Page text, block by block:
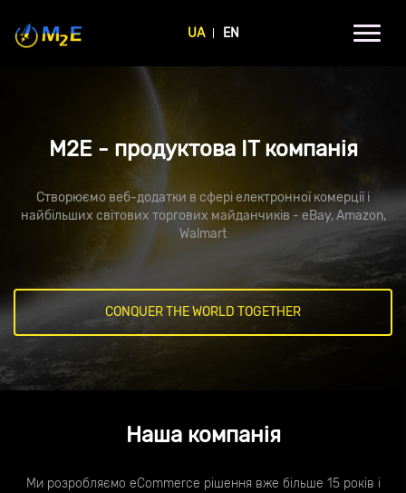
UA EN
M2E - продуктова IT компанія
Створюємо веб-додатки в сфері електронної комерції і
найбільших світових торгових майданчиків - eBay, Amazon,
Walmart
CONQUER THE WORLD TOGETHER
Наша компанія
Ми розробляємо eCommerce рішення вже більше 15 років і